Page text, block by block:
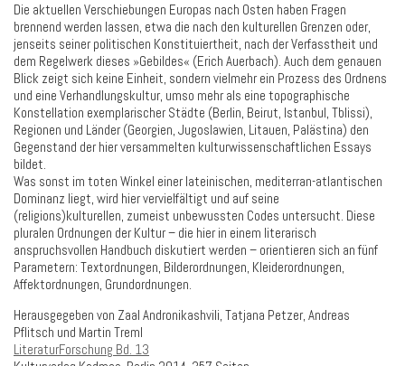
Die aktuellen Verschiebungen Europas nach Osten haben Fragen
brennend werden lassen, etwa die nach den kulturellen Grenzen oder,
jenseits seiner politischen Konstituiertheit, nach der Verfasstheit und
dem Regelwerk dieses »Gebildes« (Erich Auerbach). Auch dem genauen
Blick zeigt sich keine Einheit, sondern vielmehr ein Prozess des Ordnens
und eine Verhandlungskultur, umso mehr als eine topographische
Konstellation exemplarischer Städte (Berlin, Beirut, Istanbul, Tblissi),
Regionen und Länder (Georgien, Jugoslawien, Litauen, Palästina) den
Gegenstand der hier versammelten kulturwissenschaftlichen Essays
bildet.
Was sonst im toten Winkel einer lateinischen, mediterran-atlantischen
Dominanz liegt, wird hier vervielfältigt und auf seine
(religions)kulturellen, zumeist unbewussten Codes untersucht. Diese
pluralen Ordnungen der Kultur – die hier in einem literarisch
anspruchsvollen Handbuch diskutiert werden – orientieren sich an fünf
Parametern: Textordnungen, Bilderordnungen, Kleiderordnungen,
Affektordnungen, Grundordnungen.
Herausgegeben von Zaal Andronikashvili, Tatjana Petzer, Andreas
Pflitsch und Martin Treml
LiteraturForschung Bd. 13